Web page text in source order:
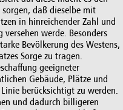
daß dieselbe mit
in hinreichender Zahl und
werde. Besonders
Bevölkerung des Westens,
Sorge zu tragen.
geeigneter
Gebäude, Plätze und
berücksichtigt zu werden.
und dadurch billigeren